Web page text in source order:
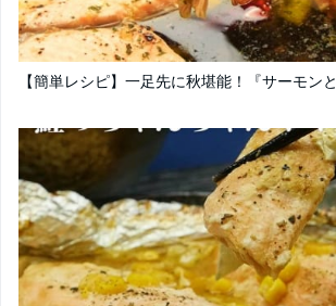
【簡単レシピ】一足先に秋堪能！『サーモン